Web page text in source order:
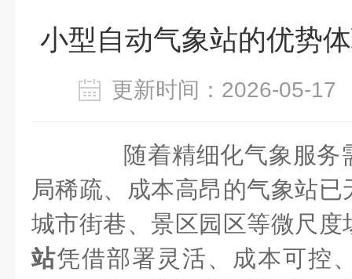
小型自动气象站的优势
更新时间：2026-05-
随着精细化气象服务
局稀疏、成本高昂的气象站
城市街巷、景区园区等微尺度
站凭借部署灵活、成本可控